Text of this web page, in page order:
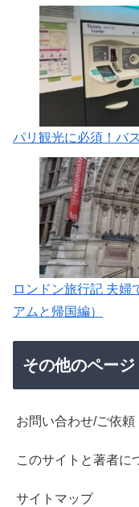
パリ観光に必須！バ
ロンドン旅行記 夫婦
アムと帰国編）
その他のページ
お問い合わせ/ご依頼
このサイトと著者に
サイトマップ